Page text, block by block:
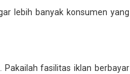
lebih banyak konsumen yang
fasilitas iklan berbayar